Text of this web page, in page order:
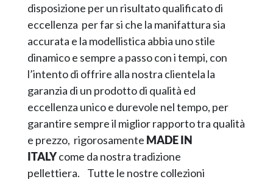
disposizione per un risultato qualificato di
eccellenza per far si che la manifattura sia
accurata e la modellistica abbia uno stile
dinamico e sempre a passo con i tempi, con
l’intento di offrire alla nostra clientela la
garanzia di un prodotto di qualità ed
eccellenza unico e durevole nel tempo, per
garantire sempre il miglior rapporto tra qualità
e prezzo, rigorosamente MADE IN
ITALYcome da nostra tradizione
pellettiera. Tutte le nostre collezioni